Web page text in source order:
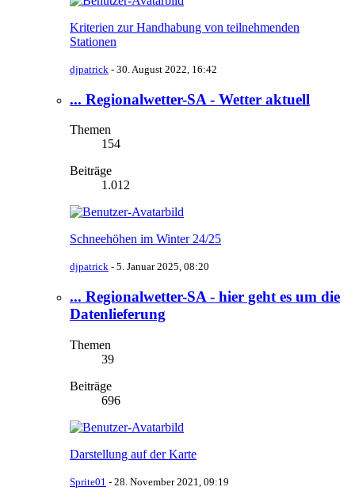
Kriterien zur Handhabung von teilnehmenden​
Stationen
djpatrick - 30. August 2022, 16:42
... Regionalwetter-SA - Wetter aktuell
Themen
154
Beiträge
1.012
Schneehöhen im Winter 24/25
djpatrick - 5. Januar 2025, 08:20
... Regionalwetter-SA - hier geht es um die
Datenlieferung
Themen
39
Beiträge
696
Darstellung auf der Karte
Sprite01 - 28. November 2021, 09:19